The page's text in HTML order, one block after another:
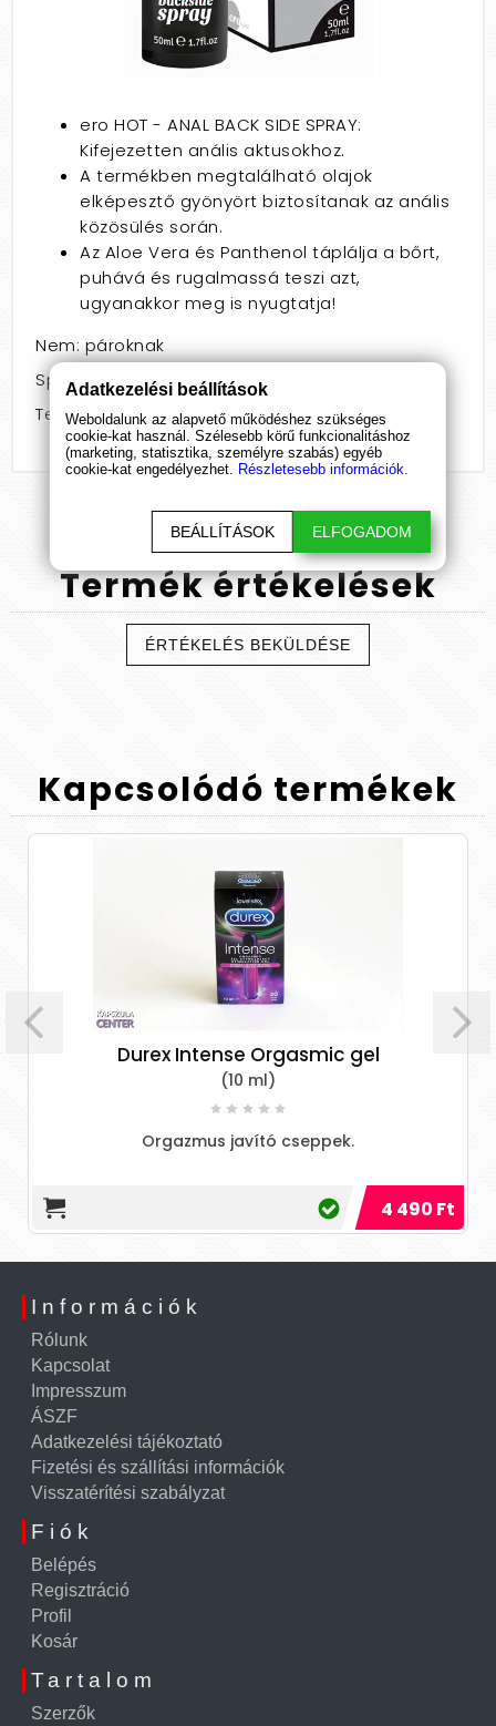
ero HOT - ANAL BACK SIDE SPRAY:
Kifejezetten anális aktusokhoz.
A termékben megtalálható olajok
elképesztő gyönyört biztosítanak az anális
közösülés során.
Az Aloe Vera és Panthenol táplálja a bőrt,
puhává és rugalmassá teszi azt,
ugyanakkor meg is nyugtatja!
Nem: pároknak
Speciális jellemző: stimuláló
Termékcsoport: spray
Termékértékelések
ÉRTÉKELÉS BEKÜLDÉSE
Kapcsolódó termékek
Durex Intense Orgasmic gel
(10 ml)
Orgazmus javító cseppek.
4 490 Ft
Információk
Rólunk
Kapcsolat
Impresszum
ÁSZF
Adatkezelési tájékoztató
Fizetési és szállítási információk
Visszatérítési szabályzat
Fiók
Belépés
Regisztráció
Profil
Kosár
Tartalom
Szerzők
Adatkezelési beállítások
Weboldalunk az alapvető működéshez szükséges
cookie-kat használ. Szélesebb körű funkcionalitáshoz
(marketing, statisztika, személyre szabás) egyéb
cookie-kat engedélyezhet. Részletesebb információk.
BEÁLLÍTÁSOK ELFOGADOM